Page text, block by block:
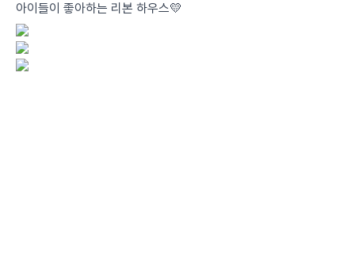
아이들이 좋아하는 리본 하우스💛